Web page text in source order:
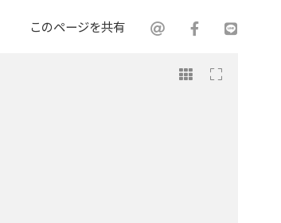
このページを共有